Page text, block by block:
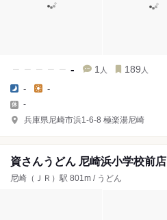
- 1 人 189 人
- -
-
兵庫県尼崎市浜1-6-8 極楽湯尼崎
資さんうどん 尼崎浜小学校前店
尼崎（ＪＲ）駅 801m / うどん